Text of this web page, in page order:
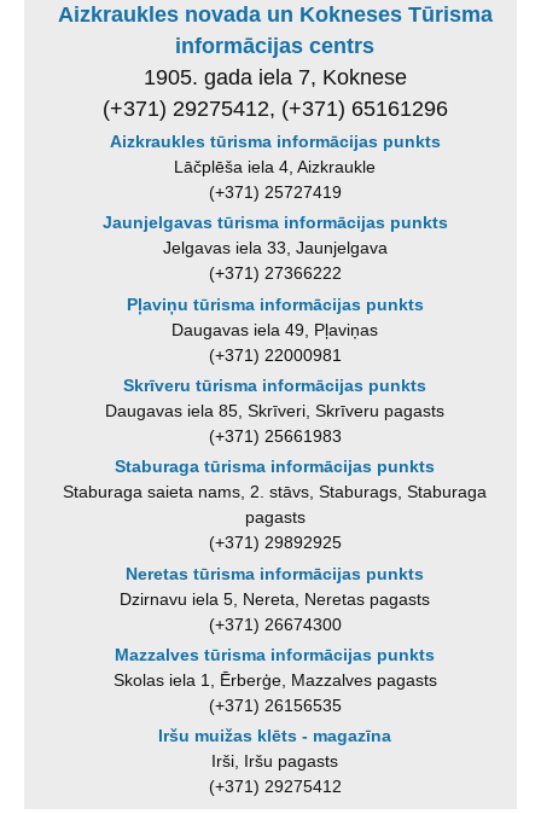
Aizkraukles novada un Kokneses Tūrisma
informācijas centrs
1905. gada iela 7, Koknese
(+371) 29275412, (+371) 65161296
Aizkraukles tūrisma informācijas punkts
Lāčplēša iela 4, Aizkraukle
(+371) 25727419
Jaunjelgavas tūrisma informācijas punkts
Jelgavas iela 33, Jaunjelgava
(+371) 27366222
Pļaviņu tūrisma informācijas punkts
Daugavas iela 49, Pļaviņas
(+371) 22000981
Skrīveru tūrisma informācijas punkts
Daugavas iela 85, Skrīveri, Skrīveru pagasts
(+371) 25661983
Staburaga tūrisma informācijas punkts
Staburaga saieta nams, 2. stāvs, Staburags, Staburaga
pagasts
(+371) 29892925
Neretas tūrisma informācijas punkts
Dzirnavu iela 5, Nereta, Neretas pagasts
(+371) 26674300
Mazzalves tūrisma informācijas punkts
Skolas iela 1, Ērberģe, Mazzalves pagasts
(+371) 26156535
Iršu muižas klēts - magazīna
Irši, Iršu pagasts
(+371) 29275412